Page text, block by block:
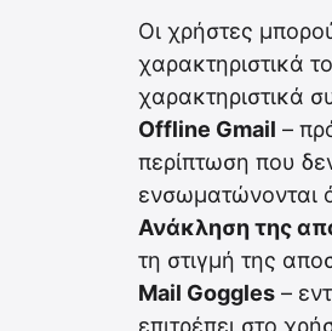
Οι χρήστες
χαρακτηριστικά
χαρακτηριστικά
Offline Gmail –
περίπτωση που
ενσωματώνονται
Ανάκληση της
τη στιγμή της
Mail Goggles –